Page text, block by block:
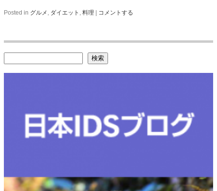
Posted in グルメ , ダイエット , 料理 コメントする
検索